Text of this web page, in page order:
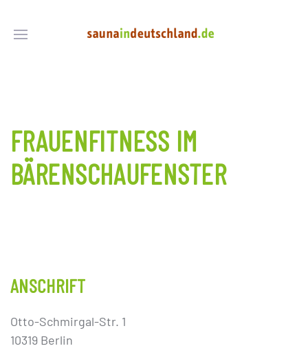
FRAUENFITNESS IM
BÄRENSCHAUFENSTER
ANSCHRIFT
Otto-Schmirgal-Str. 1
10319 Berlin